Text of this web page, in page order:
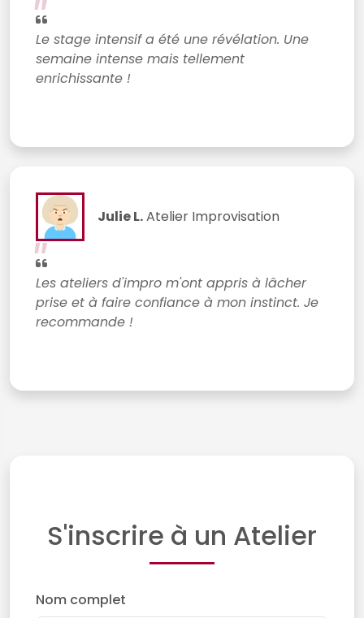
Le stage intensif a été une révélation. Une
semaine intense mais tellement
enrichissante !
Julie L.Atelier Improvisation
Les ateliers d'impro m'ont appris à lâcher
prise et à faire confiance à mon instinct. Je
recommande !
S'inscrire à un Atelier
Nom complet